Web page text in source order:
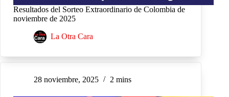
Resultados del Sorteo Extraordinario de Colombia de
noviembre de 2025
La Otra Cara
28 noviembre, 2025 2 mins